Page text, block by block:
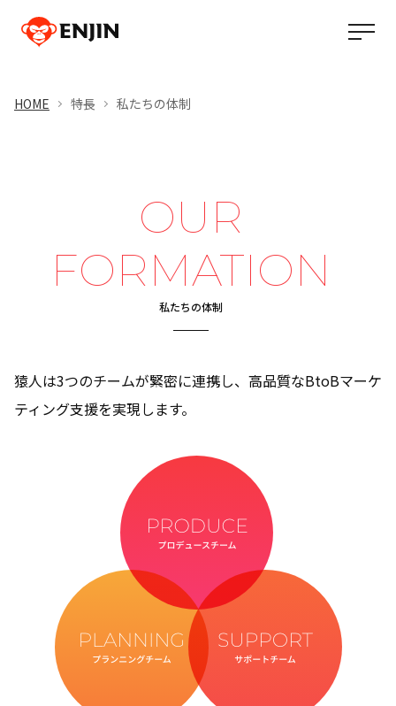
HOME 特長 私たちの体制
OUR
FORMATION
私たちの体制
猿人は3つのチームが緊密に連携し、高品質なBtoBマーケ
ティング支援を実現します。